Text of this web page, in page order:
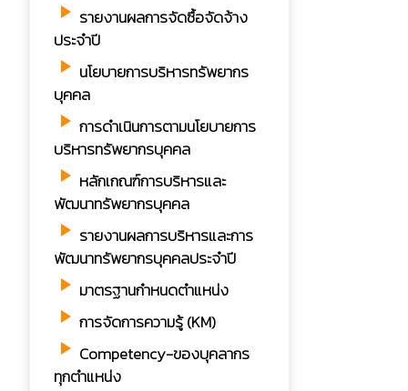
play_arrow รายงานผลการจัดซื้อจัดจ้าง
ประจำปี
play_arrow นโยบายการบริหารทรัพยากร
บุคคล
play_arrow การดำเนินการตามนโยบายการ
บริหารทรัพยากรบุคคล
play_arrow หลักเกณฑ์การบริหารและ
พัฒนาทรัพยากรบุคคล
play_arrow รายงานผลการบริหารและการ
พัฒนาทรัพยากรบุคคลประจำปี
play_arrow มาตรฐานกำหนดตำแหน่ง
play_arrow การจัดการความรู้ (KM)
play_arrow Competency-ของบุคลากร
ทุกตำแหน่ง